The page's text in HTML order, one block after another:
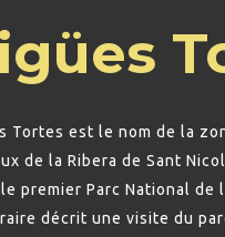
Tortes est le nom de la
de la Ribera de Sant
premier Parc National de
décrit une visite du